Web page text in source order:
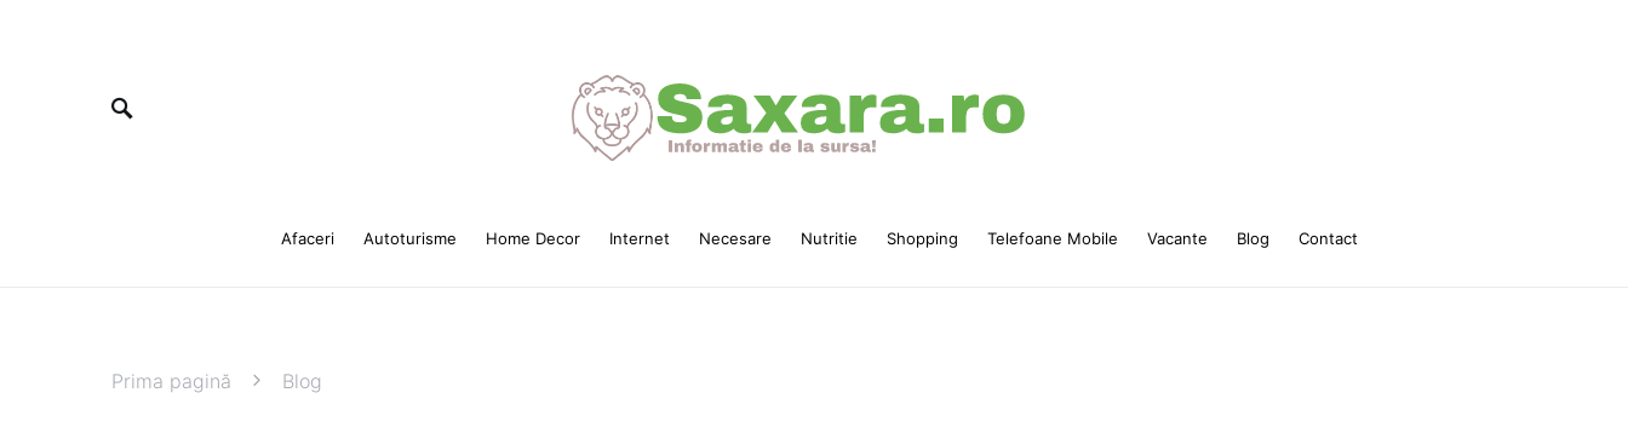
Afaceri Autoturisme Home Decor Internet Necesare Nutritie Shopping Telefoane Mobile Vacante Blog Contact
Prima pagină Blog